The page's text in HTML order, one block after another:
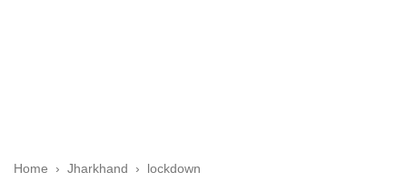
Home › Jharkhand › lockdown